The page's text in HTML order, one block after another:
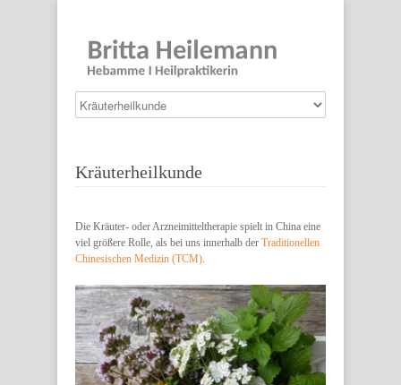
Kräuterheilkunde
Die Kräuter- oder Arzneimitteltherapie spielt in China eine
viel größere Rolle, als bei uns innerhalb der Traditionellen
Chinesischen Medizin (TCM).